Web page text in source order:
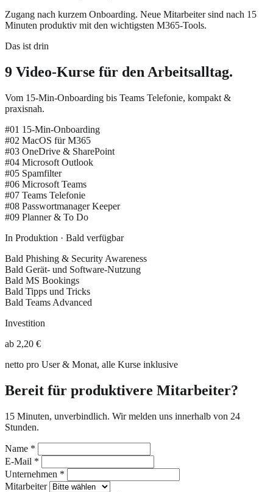
Zugang nach kurzem Onboarding. Neue Mitarbeiter sind nach 15
Minuten produktiv mit den wichtigsten M365-Tools.
Das ist drin
9 Video-Kurse für den Arbeitsalltag.
Vom 15-Min-Onboarding bis Teams Telefonie, kompakt &
praxisnah.
#01 15-Min-Onboarding
#02 MacOS für M365
#03 OneDrive & SharePoint
#04 Microsoft Outlook
#05 Spamfilter
#06 Microsoft Teams
#07 Teams Telefonie
#08 Passwortmanager Keeper
#09 Planner & To Do
In Produktion · Bald verfügbar
Bald Phishing & Security Awareness
Bald Gerät- und Software-Nutzung
Bald MS Bookings
Bald Tipps und Tricks
Bald Teams Advanced
Investition
ab 2,20 €
netto pro User & Monat, alle Kurse inklusive
Bereit für produktivere Mitarbeiter?
15 Minuten, unverbindlich. Wir melden uns innerhalb von 24
Stunden.
Name *
E-Mail *
Unternehmen *
Mitarbeiter